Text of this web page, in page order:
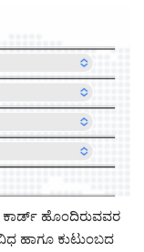
ಕಾರ್ಡ್ ಹೊಂದಿರುವವರ
ಹಾಗೂ ಕುಟುಂಬದ